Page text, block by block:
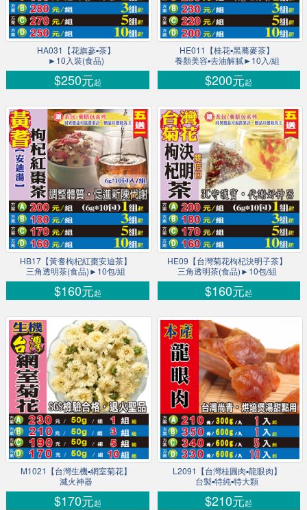
HA031【花旗蔘▪茶】
►10入裝(食品)
$250元起
HE011【桂花▪黑蕎麥茶】
養顏美容▪去油解膩►10入/組
$200元起
HB17【黃耆枸杞紅棗安迪茶】
三角透明茶(食品)►10包/組
$160元起
HE09【台灣菊花枸杞決明子茶】
三角透明茶(食品)►10包/組
$160元起
M1021【台灣生機▪網室菊花】
滅火神器
$170元起
L2091【台灣桂圓肉▪龍眼肉】
台製▪特純▪特大顆
$210元起